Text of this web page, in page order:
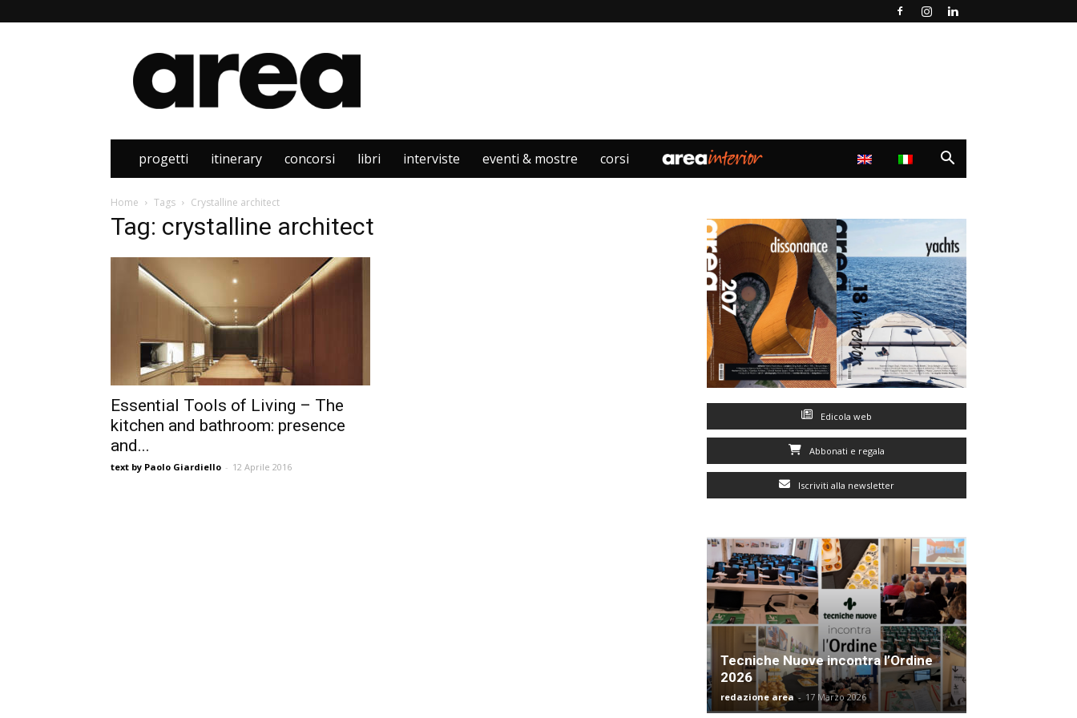
Area
progetti itinerary concorsi libri interviste eventi & mostre corsi
Home Tags Crystalline architect
Tag: crystalline architect
Essential Tools of Living – The
kitchen and bathroom: presence
and...
text by Paolo Giardiello - 12 Aprile 2016
Edicola web
Abbonati e regala
Iscriviti alla newsletter
Tecniche Nuove incontra l’Ordine
2026
redazione area - 17 Marzo 2026